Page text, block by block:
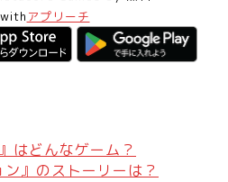
アプリーチ
はどんなゲーム？
ン』のストーリーは？